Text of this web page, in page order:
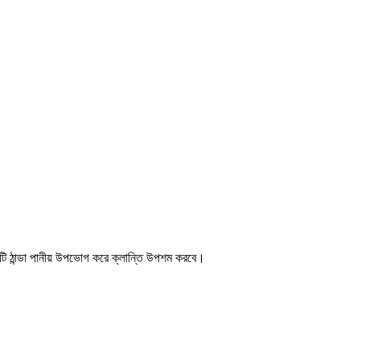
ঠান্ডা পানীয় উপভোগ করে ক্লান্তি উপশম করবে।